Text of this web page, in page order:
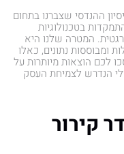
ההנדסי שצברנו בתחום
בטכנולוגיות
המטרה שלנו היא
ומבוססות נתונים, כאלו
לכם הוצאות מיותרות על
הנדרש לצמיחת העסק
קירור